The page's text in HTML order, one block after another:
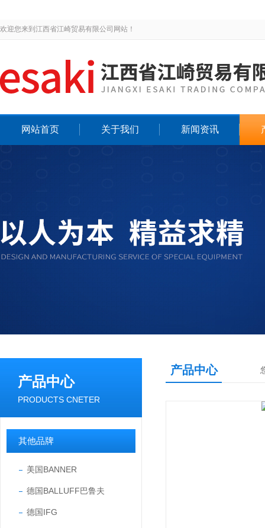
欢迎您来到江西省江崎贸易有限公司网站！
网站首页 关于我们 新闻资讯
产品中心
PRODUCTS CNETER
其他品牌
美国BANNER
德国BALLUFF巴鲁夫
德国IFG
产品中心